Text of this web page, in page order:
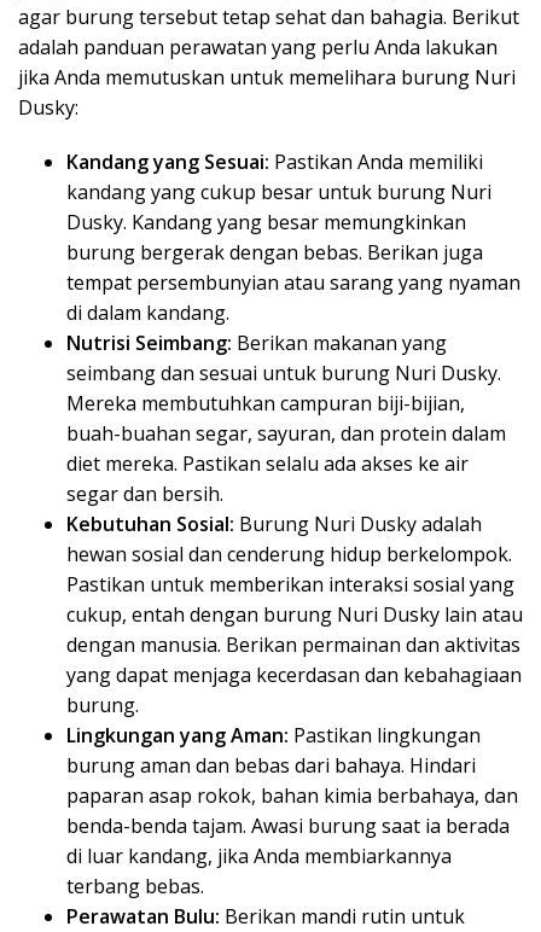
agar burung tersebut tetap sehat dan bahagia. Berikut
adalah panduan perawatan yang perlu Anda lakukan
jika Anda memutuskan untuk memelihara burung Nuri
Dusky:
Kandang yang Sesuai: Pastikan Anda memiliki
kandang yang cukup besar untuk burung Nuri
Dusky. Kandang yang besar memungkinkan
burung bergerak dengan bebas. Berikan juga
tempat persembunyian atau sarang yang nyaman
di dalam kandang.
Nutrisi Seimbang: Berikan makanan yang
seimbang dan sesuai untuk burung Nuri Dusky.
Mereka membutuhkan campuran biji-bijian,
buah-buahan segar, sayuran, dan protein dalam
diet mereka. Pastikan selalu ada akses ke air
segar dan bersih.
Kebutuhan Sosial: Burung Nuri Dusky adalah
hewan sosial dan cenderung hidup berkelompok.
Pastikan untuk memberikan interaksi sosial yang
cukup, entah dengan burung Nuri Dusky lain atau
dengan manusia. Berikan permainan dan aktivitas
yang dapat menjaga kecerdasan dan kebahagiaan
burung.
Lingkungan yang Aman: Pastikan lingkungan
burung aman dan bebas dari bahaya. Hindari
paparan asap rokok, bahan kimia berbahaya, dan
benda-benda tajam. Awasi burung saat ia berada
di luar kandang, jika Anda membiarkannya
terbang bebas.
Perawatan Bulu: Berikan mandi rutin untuk